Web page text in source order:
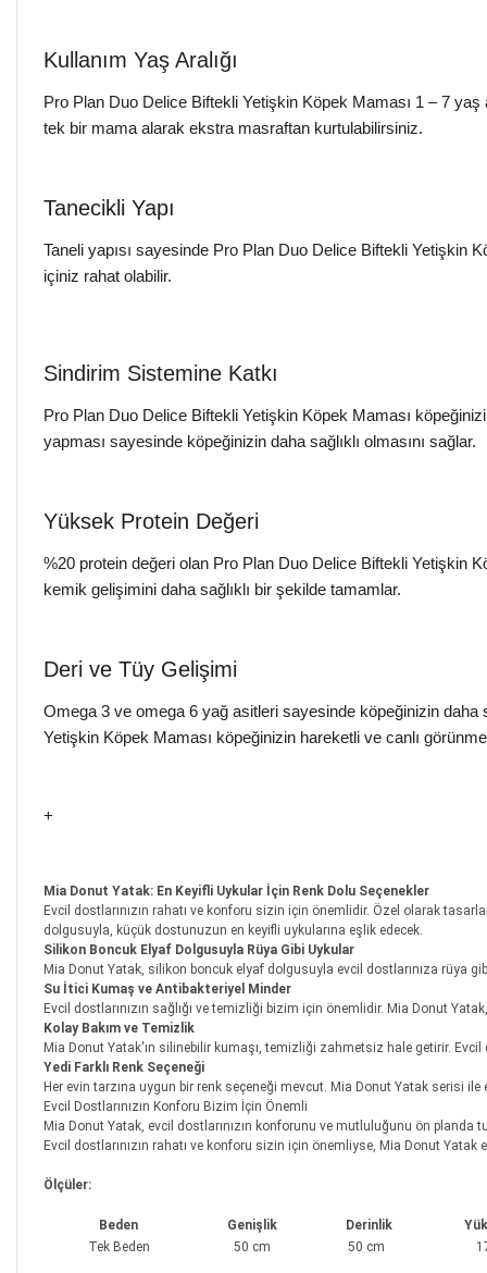
Kullanım Yaş Aralığı
Pro Plan Duo Delice Biftekli Yetişkin Köpek Maması 1 – 7
tek bir mama alarak ekstra masraftan kurtulabilirsiniz.
Tanecikli Yapı
Taneli yapısı sayesinde Pro Plan Duo Delice Biftekli Yetişkin
içiniz rahat olabilir.
Sindirim Sistemine Katkı
Pro Plan Duo Delice Biftekli Yetişkin Köpek Maması
yapması sayesinde köpeğinizin daha sağlıklı olmasını sağlar.
Yüksek Protein Değeri
%20 protein değeri olan Pro Plan Duo Delice Biftekli Yetişkin
kemik gelişimini daha sağlıklı bir şekilde tamamlar.
Deri ve Tüy Gelişimi
Omega 3 ve omega 6 yağ asitleri sayesinde köpeğinizin daha
Yetişkin Köpek Maması köpeğinizin hareketli ve canlı
+
Mia Donut Yatak: En Keyifli Uykular İçin Renk Dolu Seçenekler
Evcil dostlarınızın rahatı ve konforu sizin için önemlidir. Özel olarak
dolgusuyla, küçük dostunuzun en keyifli uykularına eşlik edecek.
Silikon Boncuk Elyaf Dolgusuyla Rüya Gibi Uykular
Mia Donut Yatak, silikon boncuk elyaf dolgusuyla evcil dostlarınıza rüya
Su İtici Kumaş ve Antibakteriyel Minder
Evcil dostlarınızın sağlığı ve temizliği bizim için önemlidir. Mia Donut
Kolay Bakım ve Temizlik
Mia Donut Yatak'ın silinebilir kumaşı, temizliği zahmetsiz hale getirir.
Yedi Farklı Renk Seçeneği
Her evin tarzına uygun bir renk seçeneği mevcut. Mia Donut Yatak serisi ile
Evcil Dostlarınızın Konforu Bizim İçin Önemli
Mia Donut Yatak, evcil dostlarınızın konforunu ve mutluluğunu ön planda
Evcil dostlarınızın rahatı ve konforu sizin için önemliyse, Mia Donut Yatak
Ölçüler:
Beden Genişlik Derinlik
Tek Beden
50 cm 50 cm